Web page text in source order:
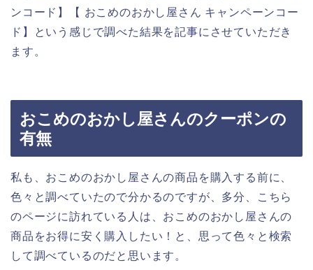
ンコード】【 おこめのおかし屋さん キャンペーンコー
ド】という感じで調べた結果を記事にさせていただき
ます。
おこめのおかし屋さんのクーポンの
有無
私も、おこめのおかし屋さんの商品を購入する前に、
色々と調べていたので分かるのですが、多分、こちら
のページに訪れている人は、おこめのおかし屋さんの
商品をお得に安く購入したい！と、思って色々と検索
して調べているのだと思います。